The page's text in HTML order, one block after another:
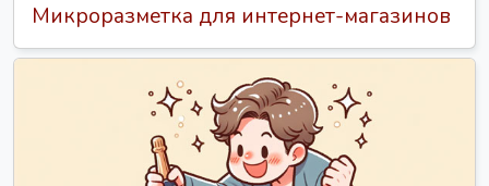
Микроразметка для интернет-магазинов